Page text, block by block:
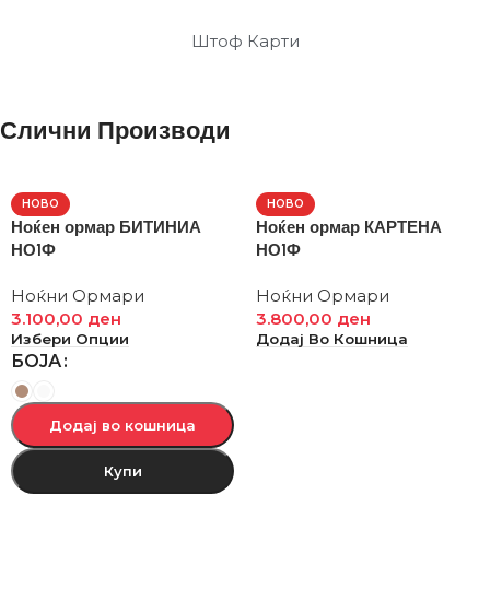
Штоф Карти
Слични Производи
НОВО
Ноќен ормар БИТИНИА
НО1Ф
Ноќни Ормари
3.100,00 ден
Избери Опции
БОЈА
Додај во кошница
Купи
НОВО
Ноќен ормар КАРТЕНА
НО1Ф
Ноќни Ормари
3.800,00 ден
Додај Во Кошница